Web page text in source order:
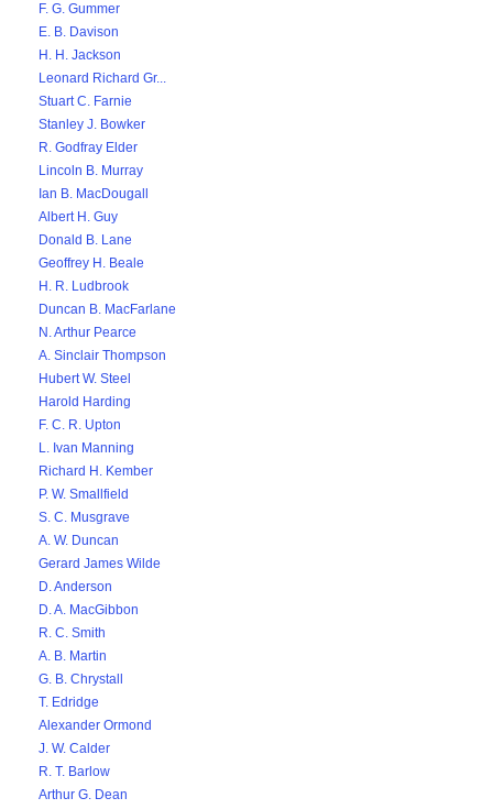
F. G. Gummer
E. B. Davison
H. H. Jackson
Leonard Richard Gr...
Stuart C. Farnie
Stanley J. Bowker
R. Godfray Elder
Lincoln B. Murray
Ian B. MacDougall
Albert H. Guy
Donald B. Lane
Geoffrey H. Beale
H. R. Ludbrook
Duncan B. MacFarlane
N. Arthur Pearce
A. Sinclair Thompson
Hubert W. Steel
Harold Harding
F. C. R. Upton
L. Ivan Manning
Richard H. Kember
P. W. Smallfield
S. C. Musgrave
A. W. Duncan
Gerard James Wilde
D. Anderson
D. A. MacGibbon
R. C. Smith
A. B. Martin
G. B. Chrystall
T. Edridge
Alexander Ormond
J. W. Calder
R. T. Barlow
Arthur G. Dean